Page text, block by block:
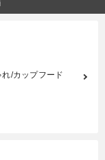
/カップフード